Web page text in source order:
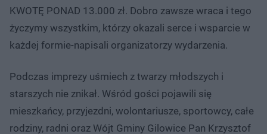
KWOTĘ PONAD 13.000 zł. Dobro zawsze wraca i tego
życzymy wszystkim, którzy okazali serce i wsparcie w
każdej formie-napisali organizatorzy wydarzenia.
Podczas imprezy uśmiech z twarzy młodszych i
starszych nie znikał. Wśród gości pojawili się
mieszkańcy, przyjezdni, wolontariusze, sportowcy, całe
rodziny, radni oraz Wójt Gminy Gilowice Pan Krzysztof